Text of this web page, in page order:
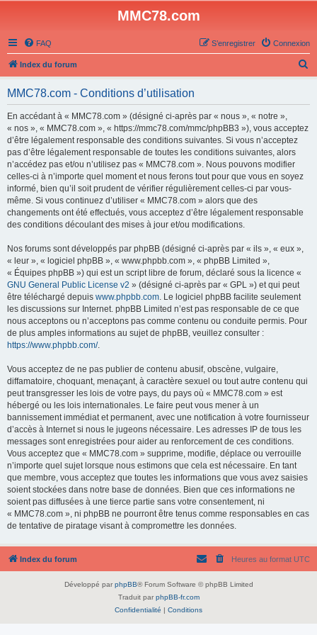
MMC78.com
FAQ Connexion
S’enregistrer
Index du forum
MMC78.com - Conditions d’utilisation
En accédant à « MMC78.com » (désigné ci-après par « nous », « notre »,
« nos », « MMC78.com », « https://mmc78.com/mmc/phpBB3 »), vous acceptez
d’être légalement responsable des conditions suivantes. Si vous n’acceptez
pas d’être légalement responsable de toutes les conditions suivantes, alors
n’accédez pas et/ou n’utilisez pas « MMC78.com ». Nous pouvons modifier
celles-ci à n’importe quel moment et nous ferons tout pour que vous en soyez
informé, bien qu’il soit prudent de vérifier régulièrement celles-ci par vous-
même. Si vous continuez d’utiliser « MMC78.com » alors que des
changements ont été effectués, vous acceptez d’être légalement responsable
des conditions découlant des mises à jour et/ou modifications.
Nos forums sont développés par phpBB (désigné ci-après par « ils », « eux »,
« leur », « logiciel phpBB », « www.phpbb.com », « phpBB Limited »,
« Équipes phpBB ») qui est un script libre de forum, déclaré sous la licence «
GNU General Public License v2 » (désigné ci-après par « GPL ») et qui peut
être téléchargé depuis www.phpbb.com. Le logiciel phpBB facilite seulement
les discussions sur Internet. phpBB Limited n’est pas responsable de ce que
nous acceptons ou n’acceptons pas comme contenu ou conduite permis. Pour
de plus amples informations au sujet de phpBB, veuillez consulter :
https://www.phpbb.com/.
Vous acceptez de ne pas publier de contenu abusif, obscène, vulgaire,
diffamatoire, choquant, menaçant, à caractère sexuel ou tout autre contenu qui
peut transgresser les lois de votre pays, du pays où « MMC78.com » est
hébergé ou les lois internationales. Le faire peut vous mener à un
bannissement immédiat et permanent, avec une notification à votre fournisseur
d’accès à Internet si nous le jugeons nécessaire. Les adresses IP de tous les
messages sont enregistrées pour aider au renforcement de ces conditions.
Vous acceptez que « MMC78.com » supprime, modifie, déplace ou verrouille
n’importe quel sujet lorsque nous estimons que cela est nécessaire. En tant
que membre, vous acceptez que toutes les informations que vous avez saisies
soient stockées dans notre base de données. Bien que ces informations ne
soient pas diffusées à une tierce partie sans votre consentement, ni
« MMC78.com », ni phpBB ne pourront être tenus comme responsables en cas
de tentative de piratage visant à compromettre les données.
Index du forum Heures au format UTC
Développé par phpBB® Forum Software © phpBB Limited
Traduit par phpBB-fr.com
Confidentialité | Conditions